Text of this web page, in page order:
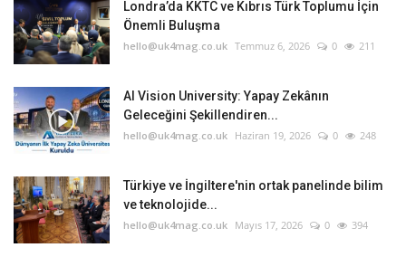
Londra’da KKTC ve Kıbrıs Türk Toplumu İçin
Önemli Buluşma
hello@uk4mag.co.uk Temmuz 6, 2026 0 211
AI Vision University: Yapay Zekânın
Geleceğini Şekillendiren...
hello@uk4mag.co.uk Haziran 19, 2026 0 248
Türkiye ve İngiltere'nin ortak panelinde bilim
ve teknolojide...
hello@uk4mag.co.uk Mayıs 17, 2026 0 394